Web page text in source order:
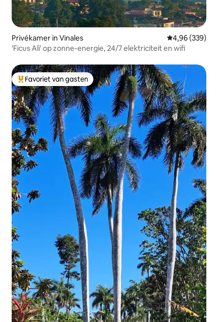
Privékamer in Vinales Gemiddelde
4,96 (339)
'Ficus Ali' op zonne-energie, 24/7 elektriciteit en wifi
Topfavoriet van gasten
Favoriet van gasten